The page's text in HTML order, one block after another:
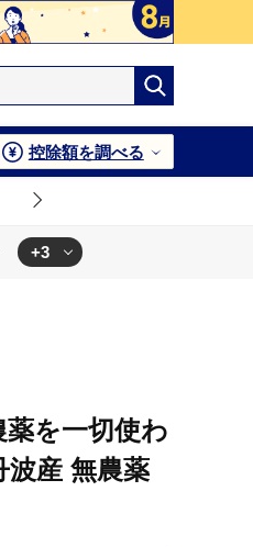
控除額を調べる
+3
を一切使わ
波産 無農薬